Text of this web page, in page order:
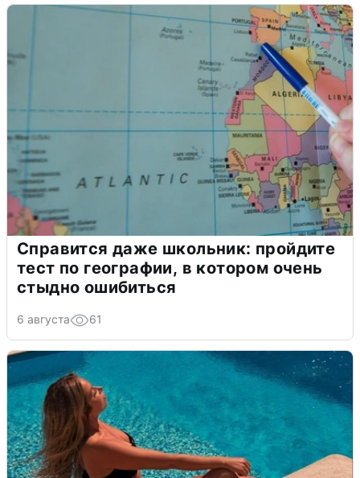
Справится даже школьник: пройдите
тест по географии, в котором очень
стыдно ошибиться
6 августа 61